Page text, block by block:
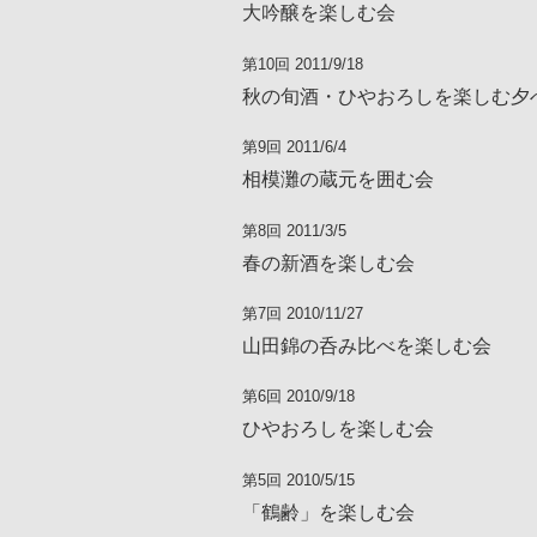
大吟醸を楽しむ会
第10回 2011/9/18
秋の旬酒・ひやおろしを楽しむ夕
第9回 2011/6/4
相模灘の蔵元を囲む会
第8回 2011/3/5
春の新酒を楽しむ会
第7回 2010/11/27
山田錦の呑み比べを楽しむ会
第6回 2010/9/18
ひやおろしを楽しむ会
第5回 2010/5/15
「鶴齢」を楽しむ会